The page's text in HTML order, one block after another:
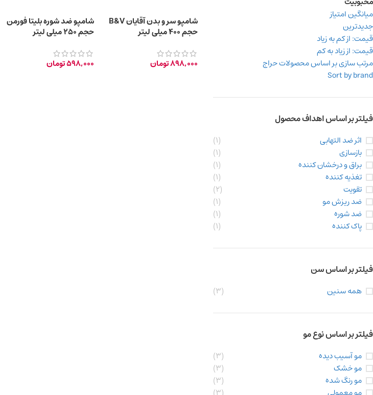
میانگین امتیاز
جدیدترین
قیمت: از کم به زیاد
قیمت: از زیاد به کم
مرتب سازی بر اساس محصولات حراج
Sort by brand
فیلتر بر اساس اهداف محصول
اثر ضد التهابی
(1)
بازسازی
(1)
براق و درخشان کننده
(1)
تغذیه کننده
(1)
تقویت
(2)
ضد ریزش مو
(1)
ضد شوره
(1)
پاک کننده
(1)
فیلتر بر اساس سن
همه سنین (3)
فیلتر بر اساس نوع مو
مو آسیب دیده
(3)
مو خشک
(3)
مو رنگ شده
(3)
شامپو سر و بدن آقایان B&V
حجم 400 میلی لیتر
898,000تومان
شامپو ضد شوره بلیتا فورمن
حجم 250 میلی لیتر
598,000تومان